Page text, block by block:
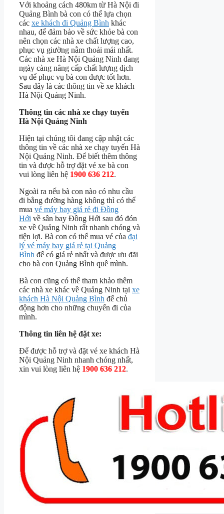
Với khoảng cách 480km từ Hà Nội đi
Quảng Bình bà con có thể lựa chọn
các xe khách đi Quảng Bình khác
nhau, để đảm bảo về sức khỏe bà con
nên chọn các nhà xe chất lượng cao,
phục vụ giường nằm thoải mái nhất.
Các nhà xe Hà Nội Quảng Ninh đang
ngày càng nâng cấp chất lượng dịch
vụ để phục vụ bà con được tốt hơn.
Sau đây là các thông tin về xe khách
Hà Nội Quảng Ninh.
Thông tin các nhà xe chạy tuyến
Hà Nội Quảng Ninh
Hiện tại chúng tôi đang cập nhật các
thông tin về các nhà xe chạy tuyến Hà
Nội Quảng Ninh. Để biết thêm thông
tin và được hỗ trợ đặt vé xe bà con
vui lòng liên hệ 1900 636 212.
Ngoài ra nếu bà con nào có nhu cầu
đi bằng đường hàng không thì có thể
mua vé máy bay giá rẻ đi Đồng
Hới về sân bay Đồng Hới sau đó đón
xe về Quảng Ninh rất nhanh chóng và
tiện lợi. Bà con có thể mua vé của đại
lý vé máy bay giá rẻ tại Quảng
Bình để có giá rẻ nhất và được ưu đãi
cho bà con Quảng Bình quê mình.
Bà con cũng có thể tham khảo thêm
các nhà xe khác về Quảng Ninh tại xe
khách Hà Nội Quảng Bình để chủ
động hơn cho những chuyến đi của
mình.
Thông tin liên hệ đặt xe:
Để được hỗ trợ và đặt vé xe khách Hà
Nội Quảng Ninh nhanh chóng nhất,
xin vui lòng liên hệ 1900 636 212.